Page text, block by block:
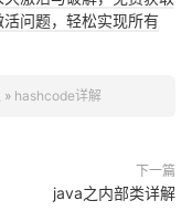
问题，轻松实现所有
» hashcode详解
下一篇
java之内部类详解